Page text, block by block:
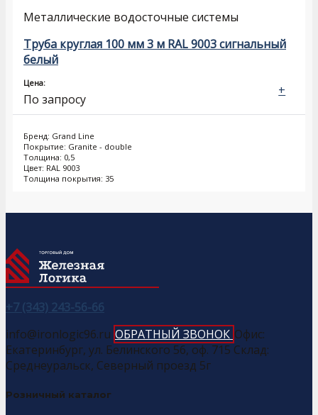
Металлические водосточные системы
Труба круглая 100 мм 3 м RAL 9003 сигнальный
белый
Цена:
По запросу
Бренд: Grand Line
Покрытие: Granite - double
Толщина: 0,5
Цвет: RAL 9003
Толщина покрытия: 35
+
+7 (343) 243-56-66
info@ironlogic96.ru ОБРАТНЫЙ ЗВОНОК Офис:
Екатеринбург, ул. Белинского 56, оф. 715 Склад:
Среднеуральск, Северный проезд 5г
Розничный каталог